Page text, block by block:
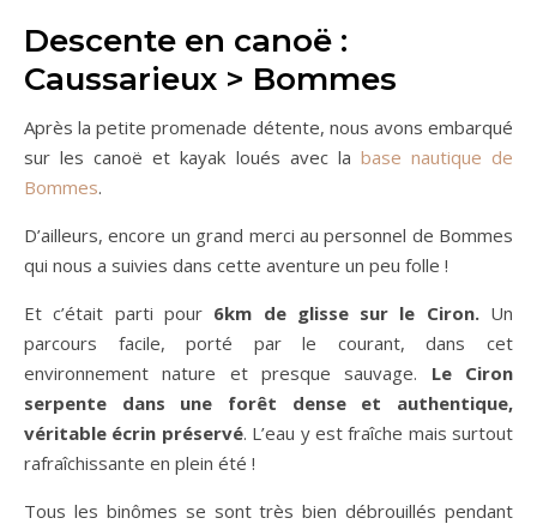
Descente en canoë :
Caussarieux > Bommes
Après la petite promenade détente, nous avons embarqué
sur les canoë et kayak loués avec la base nautique de
Bommes.
D’ailleurs, encore un grand merci au personnel de Bommes
qui nous a suivies dans cette aventure un peu folle !
Et c’était parti pour 6km de glisse sur le Ciron.Un
parcours facile, porté par le courant, dans cet
environnement nature et presque sauvage. Le Ciron
serpente dans une forêt dense et authentique,
véritable écrin préservé. L’eau y est fraîche mais surtout
rafraîchissante en plein été !
Tous les binômes se sont très bien débrouillés pendant